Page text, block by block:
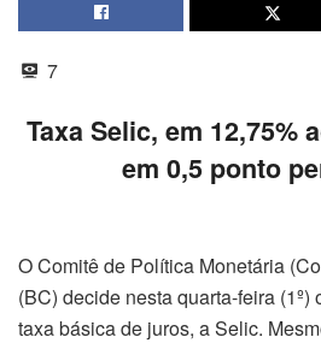
7
Taxa Selic, em 12,75%
em 0,5 ponto
O Comitê de Política Monetária
(BC) decide nesta quarta-feira (1º)
taxa básica de juros, a Selic.